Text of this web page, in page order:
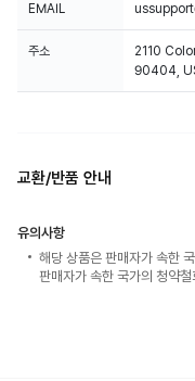
EMAIL
주소
2110
90404,
교환/반품 안내
유의사항
해당 상품은 판매자가 속한
판매자가 속한 국가의 청약